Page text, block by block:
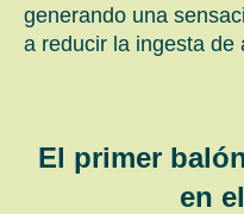
generando una
a reducir la ingesta de
El primer
en